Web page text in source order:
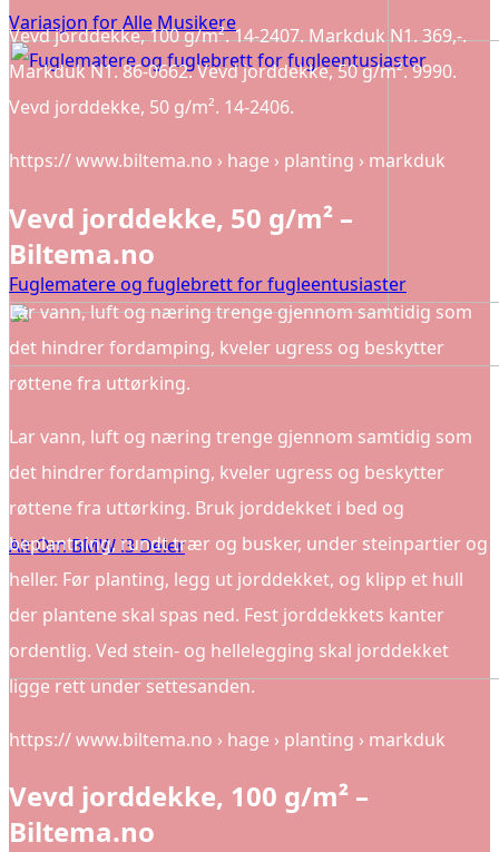
Variasjon for Alle Musikere
Fuglematere og fuglebrett for fugleentusiaster
Alt Om BMW i3 Deler
Vevd jorddekke, 100 g/m². 14-2407. Markduk N1. 369,-.
Markduk N1. 86-0662. Vevd jorddekke, 50 g/m². 9990.
Vevd jorddekke, 50 g/m². 14-2406.
https:// www.biltema.no › hage › planting › markduk
Vevd jorddekke, 50 g/m² –
Biltema.no
Lar vann, luft og næring trenge gjennom samtidig som
det hindrer fordamping, kveler ugress og beskytter
røttene fra uttørking.
Lar vann, luft og næring trenge gjennom samtidig som
det hindrer fordamping, kveler ugress og beskytter
røttene fra uttørking. Bruk jorddekket i bed og
beplantning, rundt trær og busker, under steinpartier og
heller. Før planting, legg ut jorddekket, og klipp et hull
der plantene skal spas ned. Fest jorddekkets kanter
ordentlig. Ved stein- og hellelegging skal jorddekket
ligge rett under settesanden.
https:// www.biltema.no › hage › planting › markduk
Vevd jorddekke, 100 g/m² –
Biltema.no